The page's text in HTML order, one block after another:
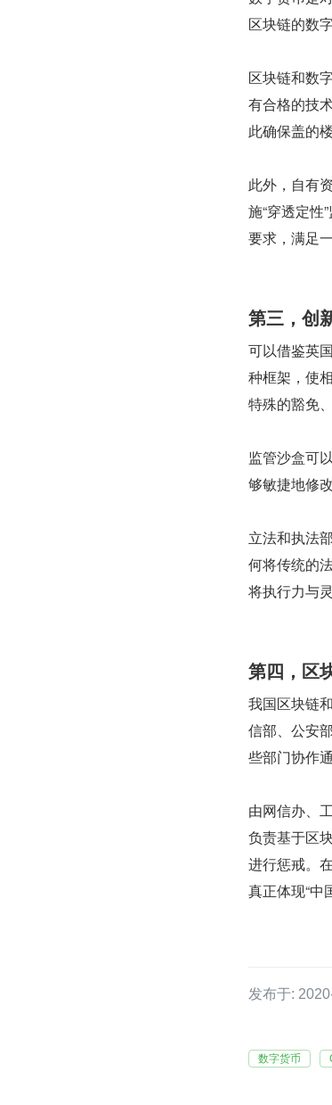
区块链的数
区块链和数
有合格的技
此确保盖的
此外，自有
施“穿透定性
要求，满足
第三，创
可以借鉴英
种框架，使
特殊的豁免
监管沙盒可
够敏捷地修
立法和执法
何将传统的
将执行力与
第四，区
我国区块链
信部、公安
些部门协作
由网信办、
负责基于区
进行惩戒。
真正体现“中
发布于:
数字货币